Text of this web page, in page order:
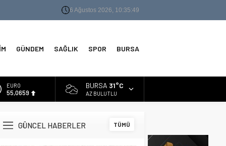
6 Ağustos 2026, 10:35:50
GÜNDEM SAĞLIK SPOR BURSA
ALTIN
6.521,17
BURSA 31°C
AZ BULUTLU
GÜNCEL HABERLER TÜMÜ